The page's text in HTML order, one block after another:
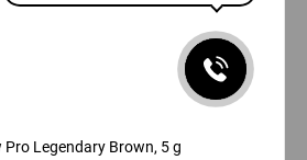
Pro Legendary Brown, 5 g